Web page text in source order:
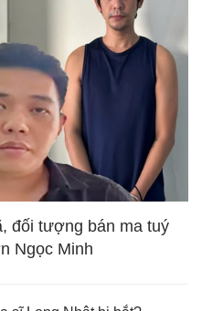
đối tượng bán ma tuý
Ngọc Minh